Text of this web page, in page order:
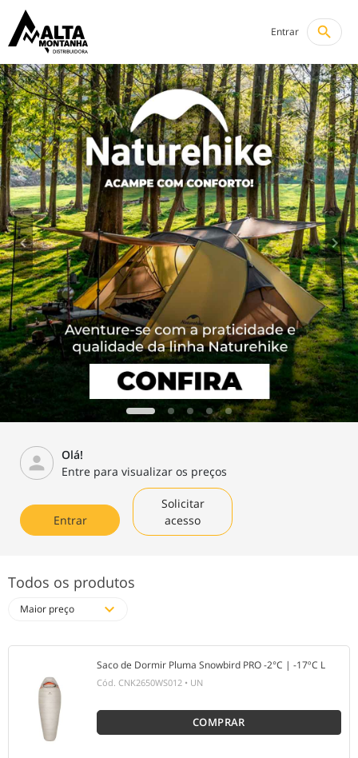
Entrar search
person
Olá!
Entre para visualizar os preços
Entrar
Solicitar
acesso
Todos os produtos
Maior preço expand_more
Saco de Dormir Pluma Snowbird PRO -2°C | -17ºC L
Cód. CNK2650WS012 • UN
COMPRAR